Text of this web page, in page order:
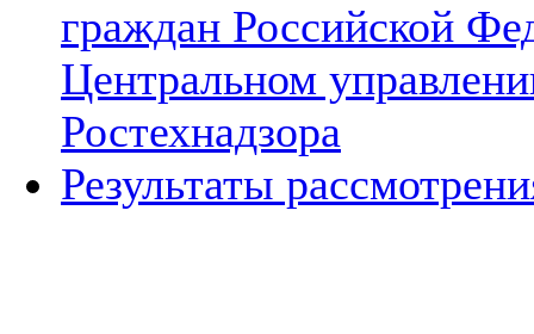
граждан Российской
Центральном
Ростехнадзора
Результаты